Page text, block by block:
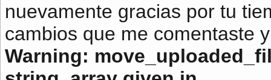
nuevamente gracias por tu
cambios que me comentaste
Warning: